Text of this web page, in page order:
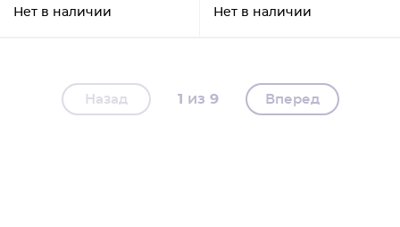
Нет в наличии Нет в наличии
Назад 1 9 Вперед